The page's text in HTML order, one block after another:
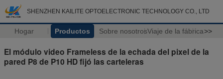
SHENZHEN KAILITE OPTOELECTRONIC TECHNOLOGY CO., LTD
Hogar Productos Sobre nosotrosViaje de la fábrica>>
El módulo video Frameless de la echada del pixel de la
pared P8 de P10 HD fijó las carteleras